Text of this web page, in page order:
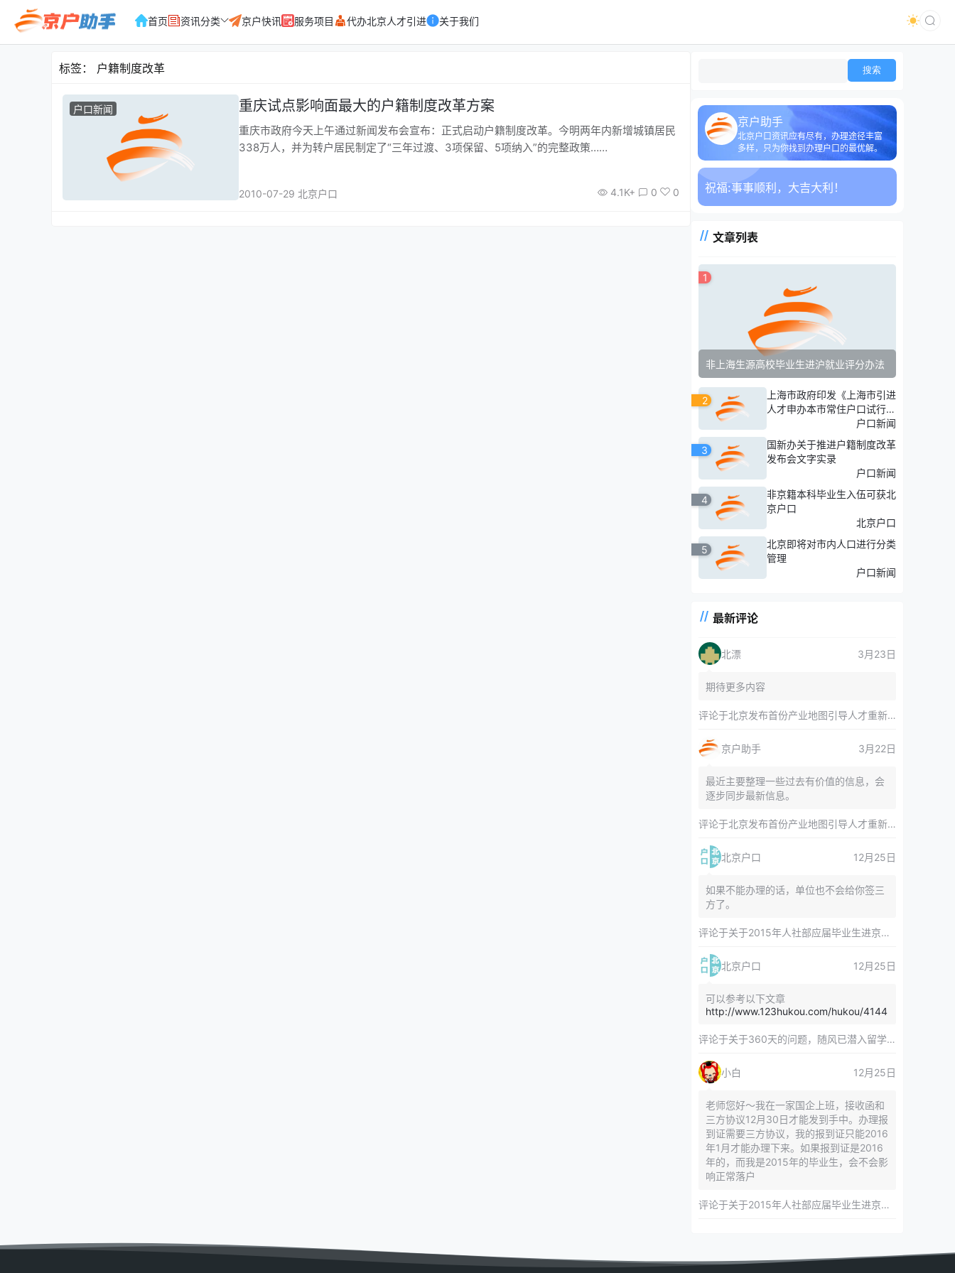
首页 资讯分类 京户快讯 服务项目 代办北京人才引进 关于我们
标签： 户籍制度改革
户口新闻 重庆试点影响面最大的户籍制度改革方案
重庆市政府今天上午通过新闻发布会宣布：正式启动户籍制度改革。今明两年内新增城镇居民
338万人，并为转户居民制定了“三年过渡、3项保留、5项纳入”的完整政策……
2010-07-29 北京户口 4.1K+ 0 0
京户助手
北京户口资讯应有尽有，办理途径丰富
多样，只为你找到办理户口的最优解。
祝福:事事顺利，大吉大利！
文章列表
1
非上海生源高校毕业生进沪就业评分办法
2
上海市政府印发《上海市引进
人才申办本市常住户口试行办
户口新闻
3
国新办关于推进户籍制度改革
发布会文字实录
户口新闻
4
非京籍本科毕业生入伍可获北
京户口
北京户口
5
北京即将对市内人口进行分类
管理
户口新闻
最新评论
北漂 3月23日
期待更多内容
评论于北京发布首份产业地图引导人才重新分布 副中心产业空间布局清晰呈现
京户助手 3月22日
最近主要整理一些过去有价值的信息，会
逐步同步最新信息。
评论于北京发布首份产业地图引导人才重新分布 副中心产业空间布局清晰呈现
北京户口 12月25日
如果不能办理的话，单位也不会给你签三
方了。
评论于关于2015年人社部应届毕业生进京指标对年龄等限制的相关内容
北京户口 12月25日
可以参考以下文章
http://www.123hukou.com/hukou/4144
评论于关于360天的问题，随风已潜入留学服务中心
小白 12月25日
老师您好～我在一家国企上班，接收函和
三方协议12月30日才能发到手中。办理报
到证需要三方协议，我的报到证只能2016
年1月才能办理下来。如果报到证是2016
年的，而我是2015年的毕业生，会不会影
响正常落户
评论于关于2015年人社部应届毕业生进京指标对年龄等限制的相关内容